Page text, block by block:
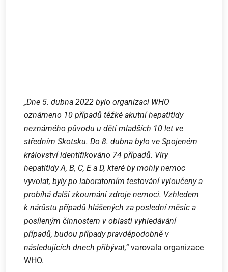
„Dne 5. dubna 2022 bylo organizaci WHO
oznámeno 10 případů těžké akutní hepatitidy
neznámého původu u dětí mladších 10 let ve
středním Skotsku. Do 8. dubna bylo ve Spojeném
království identifikováno 74 případů. Viry
hepatitidy A, B, C, E a D, které by mohly nemoc
vyvolat, byly po laboratorním testování vyloučeny a
probíhá další zkoumání zdroje nemoci. Vzhledem
k nárůstu případů hlášených za poslední měsíc a
posíleným činnostem v oblasti vyhledávání
případů, budou případy pravděpodobně v
následujících dnech přibývat,“varovala organizace
WHO.